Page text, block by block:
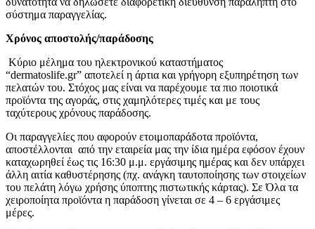
σύστημα παραγγελίας.
Χρόνος αποστολής/παράδοσης
Κύριο μέλημα του ηλεκτρονικού καταστήματος
“dermatoslife.gr” αποτελεί η άρτια και γρήγορη εξυπηρέτηση των
πελατών του. Στόχος μας είναι να παρέχουμε τα πιο ποιοτικά
προϊόντα της αγοράς, στις χαμηλότερες τιμές και με τους
ταχύτερους χρόνους παράδοσης.
Οι παραγγελίες που αφορούν ετοιμοπαράδοτα προϊόντα,
αποστέλλονται από την εταιρεία μας την ίδια ημέρα εφόσον έχουν
καταχωρηθεί έως τις 16:30 μ.μ. εργάσιμης ημέρας και δεν υπάρχει
άλλη αιτία καθυστέρησης (πχ. ανάγκη ταυτοποίησης των στοιχείων
του πελάτη λόγω χρήσης ύποπτης πιστωτικής κάρτας). Σε Όλα τα
χειροποίητα προϊόντα η παράδοση γίνεται σε 4 – 6 εργάσιμες
μέρες.